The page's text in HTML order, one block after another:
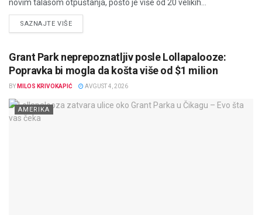
novim talasom otpuštanja, pošto je više od 20 velikih...
SAZNAJTE VIŠEDETAILS
Grant Park neprepoznatljiv posle Lollapalooze:
Popravka bi mogla da košta više od $1 milion
BY MILOS KRIVOKAPIĆ AVGUST 4, 2026
AMERIKA